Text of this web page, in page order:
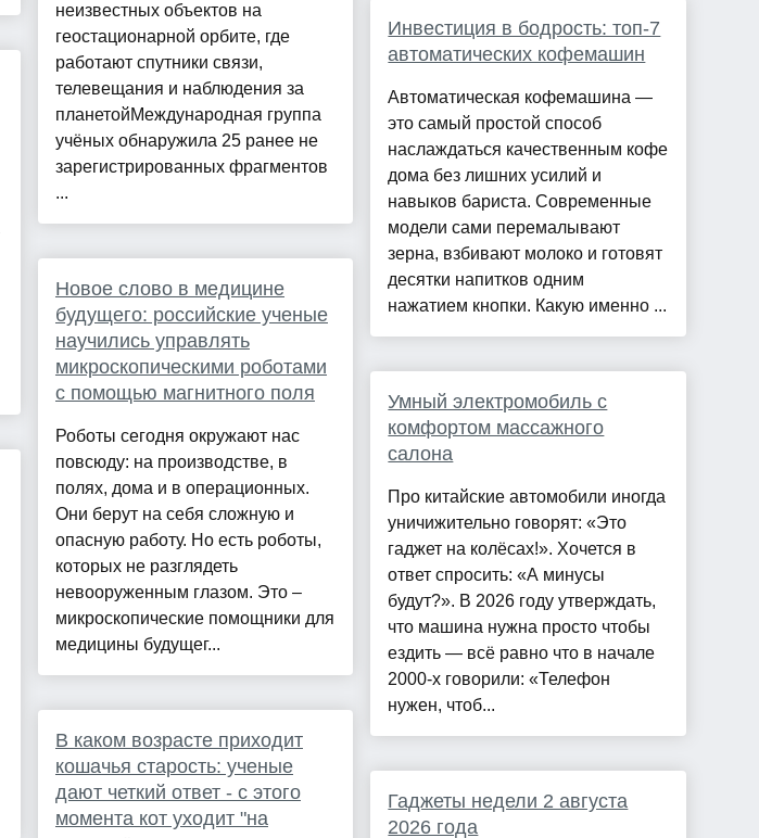
неизвестных объектов на
геостационарной орбите, где
работают спутники связи,
телевещания и наблюдения за
планетойМеждународная группа
учёных обнаружила 25 ранее не
зарегистрированных фрагментов
...
Новое слово в медицине
будущего: российские ученые
научились управлять
микроскопическими роботами
с помощью магнитного поля
Роботы сегодня окружают нас
повсюду: на производстве, в
полях, дома и в операционных.
Они берут на себя сложную и
опасную работу. Но есть роботы,
которых не разглядеть
невооруженным глазом. Это –
микроскопические помощники для
медицины будущег...
В каком возрасте приходит
кошачья старость: ученые
дают четкий ответ - с этого
момента кот уходит "на
Инвестиция в бодрость: топ-7
автоматических кофемашин
Автоматическая кофемашина —
это самый простой способ
наслаждаться качественным кофе
дома без лишних усилий и
навыков бариста. Современные
модели сами перемалывают
зерна, взбивают молоко и готовят
десятки напитков одним
нажатием кнопки. Какую именно ...
Умный электромобиль с
комфортом массажного
салона
Про китайские автомобили иногда
уничижительно говорят: «Это
гаджет на колёсах!». Хочется в
ответ спросить: «А минусы
будут?». В 2026 году утверждать,
что машина нужна просто чтобы
ездить — всё равно что в начале
2000-х говорили: «Телефон
нужен, чтоб...
Гаджеты недели 2 августа
2026 года